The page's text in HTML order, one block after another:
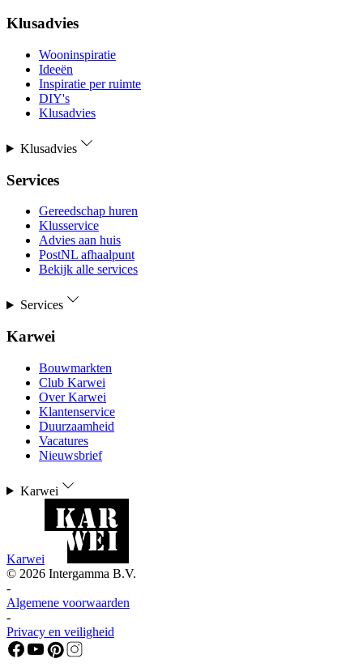
Klusadvies
Wooninspiratie
Ideeën
Inspiratie per ruimte
DIY's
Klusadvies
Klusadvies
Services
Gereedschap huren
Klusservice
Advies aan huis
PostNL afhaalpunt
Bekijk alle services
Services
Karwei
Bouwmarkten
Club Karwei
Over Karwei
Klantenservice
Duurzaamheid
Vacatures
Nieuwsbrief
Karwei
Karwei
© 2026 Intergamma B.V.
-
Algemene voorwaarden
-
Privacy en veiligheid